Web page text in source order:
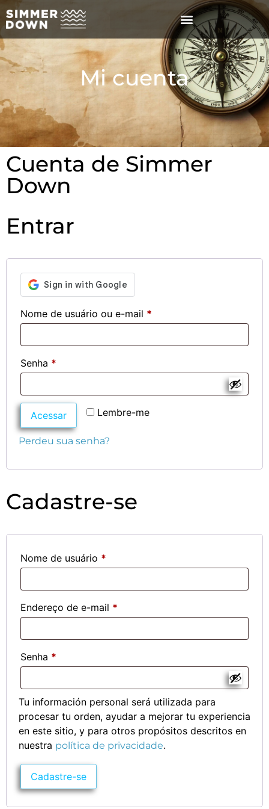
Mi cuenta
Cuenta de Simmer
Down
Entrar
Nome de usuário ou e-mail *
Senha *
Lembre-me
Acessar
Perdeu sua senha?
Cadastre-se
Nome de usuário *
Endereço de e-mail *
Senha *
Tu información personal será utilizada para
procesar tu orden, ayudar a mejorar tu experiencia
en este sitio, y para otros propósitos descritos en
nuestra política de privacidade.
Cadastre-se